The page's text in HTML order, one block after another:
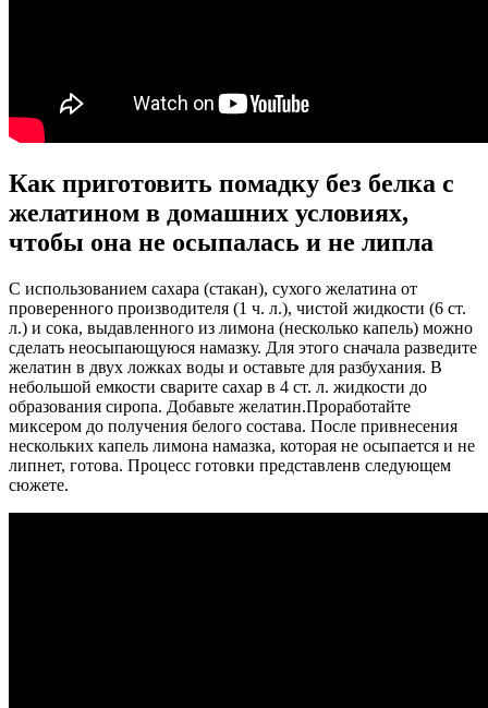
Как приготовить помадку без белка с
желатином в домашних условиях,
чтобы она не осыпалась и не липла
С использованием сахара (стакан), сухого желатина от
проверенного производителя (1 ч. л.), чистой жидкости (6 ст.
л.) и сока, выдавленного из лимона (несколько капель) можно
сделать неосыпающуюся намазку. Для этого сначала разведите
желатин в двух ложках воды и оставьте для разбухания. В
небольшой емкости сварите сахар в 4 ст. л. жидкости до
образования сиропа. Добавьте желатин.Проработайте
миксером до получения белого состава. После привнесения
нескольких капель лимона намазка, которая не осыпается и не
липнет, готова. Процесс готовки представленв следующем
сюжете.